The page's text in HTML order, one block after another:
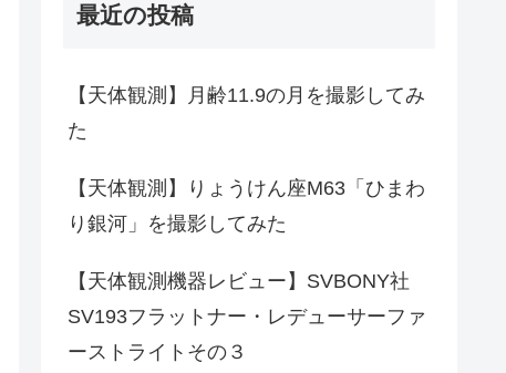
最近の投稿
【天体観測】月齢11.9の月を撮影してみ
た
【天体観測】りょうけん座M63「ひまわ
り銀河」を撮影してみた
【天体観測機器レビュー】SVBONY社
SV193フラットナー・レデューサーファ
ーストライトその３